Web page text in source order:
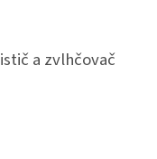
a zvlhčovač